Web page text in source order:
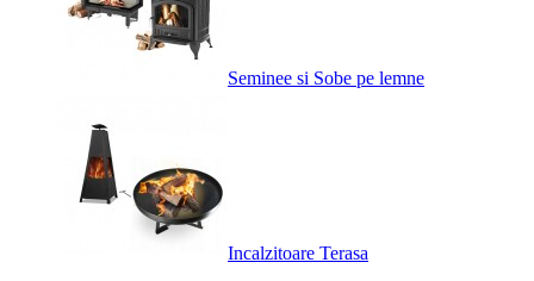
Seminee si Sobe pe lemne
Incalzitoare Terasa